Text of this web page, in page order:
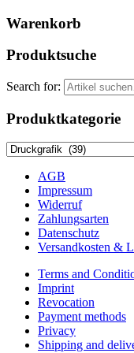
Warenkorb
Produktsuche
Search for:
Produktkategorie
AGB
Impressum
Widerruf
Zahlungsarten
Datenschutz
Versandkosten &
Terms and
Imprint
Revocation
Payment methods
Privacy
Shipping and